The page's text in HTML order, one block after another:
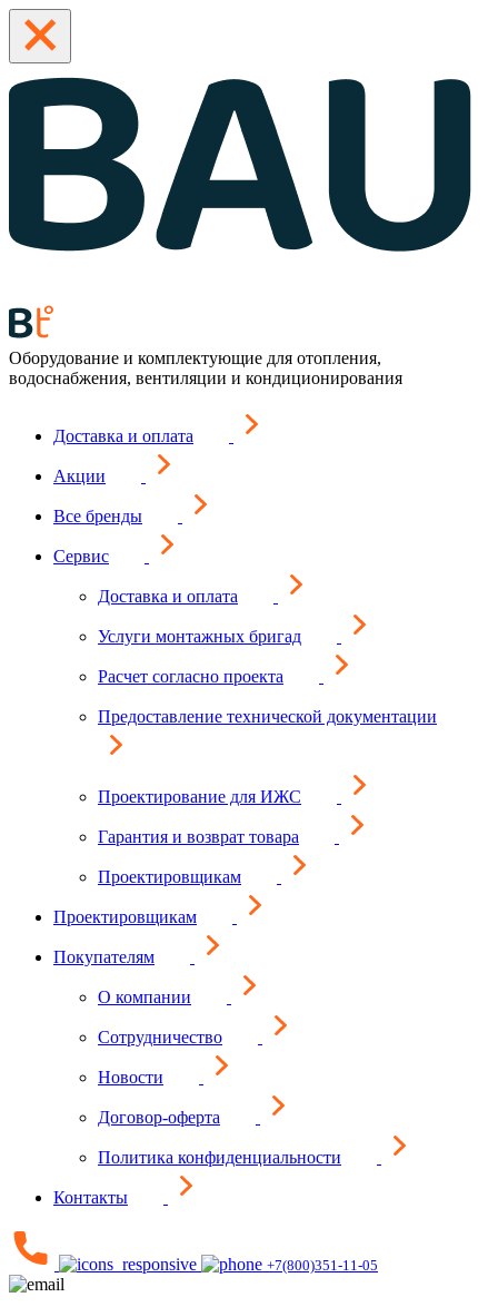
Оборудование и комплектующие для отопления,
водоснабжения, вентиляции и кондиционирования
Доставка и оплата
Акции
Все бренды
Сервис
Доставка и оплата
Услуги монтажных бригад
Расчет согласно проекта
Предоставление технической документации
Проектирование для ИЖС
Гарантия и возврат товара
Проектировщикам
Проектировщикам
Покупателям
О компании
Сотрудничество
Новости
Договор-оферта
Политика конфиденциальности
Контакты
+7(800)351-11-05